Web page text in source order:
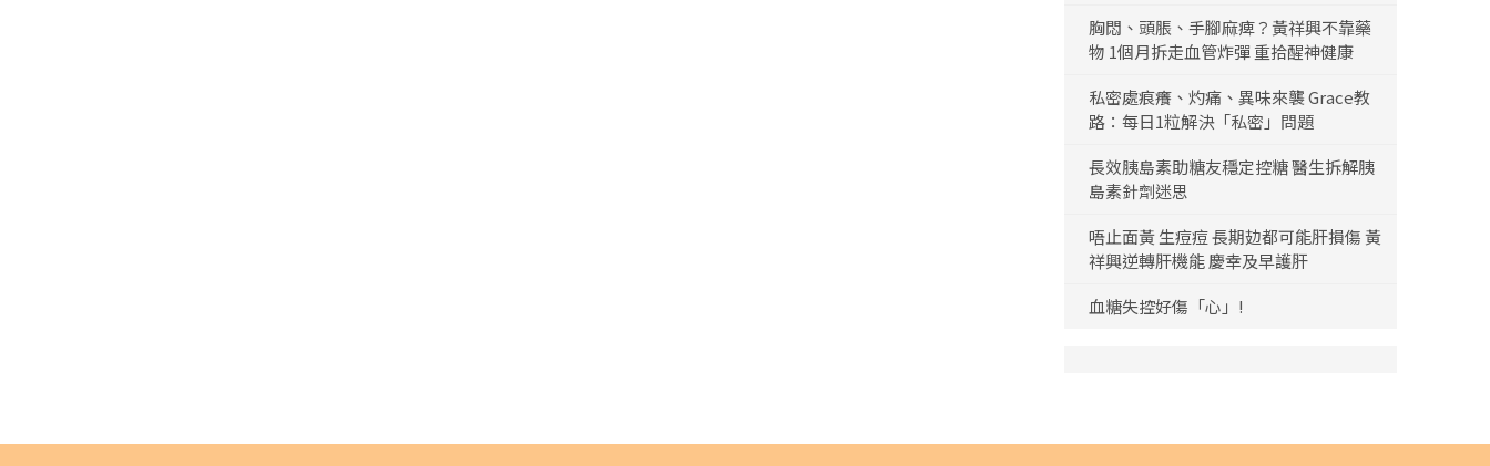
胸悶、頭脹、手腳麻痺？黃祥興不靠藥
物 1個月拆走血管炸彈 重拾醒神健康
私密處痕癢、灼痛、異味來襲 Grace教
路：每日1粒解決「私密」問題
長效胰島素助糖友穩定控糖 醫生拆解胰
島素針劑迷思
唔止面黃 生痘痘 長期攰都可能肝損傷 黃
祥興逆轉肝機能 慶幸及早護肝
血糖失控好傷「心」!